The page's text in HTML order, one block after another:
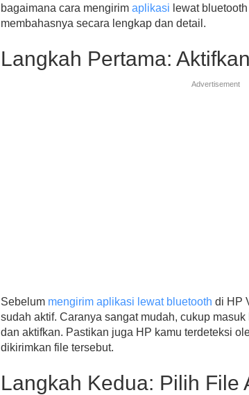
bagaimana cara mengirim aplikasi lewat
membahasnya secara lengkap dan detail.
Langkah Pertama:
Advertisement
Sebelum mengirim aplikasi lewat bluetooth di HP
sudah aktif. Caranya sangat mudah, cukup
dan aktifkan. Pastikan juga HP kamu terdeteksi
dikirimkan file tersebut.
Langkah Kedua: Pilih File